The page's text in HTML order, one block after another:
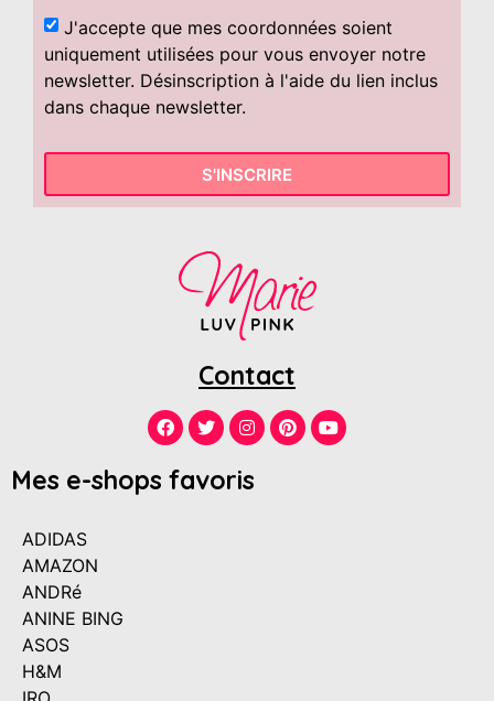
J'accepte que mes coordonnées soient
uniquement utilisées pour vous envoyer notre
newsletter. Désinscription à l'aide du lien inclus
dans chaque newsletter.
S'INSCRIRE
Contact
Mes e-shops favoris
ADIDAS
AMAZON
ANDRé
ANINE BING
ASOS
H&M